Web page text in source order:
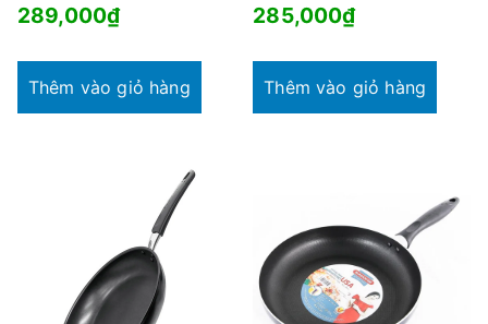
289,000₫
Thêm vào giỏ hàng
285,000₫
Thêm vào giỏ hàng